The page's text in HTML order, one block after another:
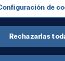
de
al Canal
de
Rechazarlas